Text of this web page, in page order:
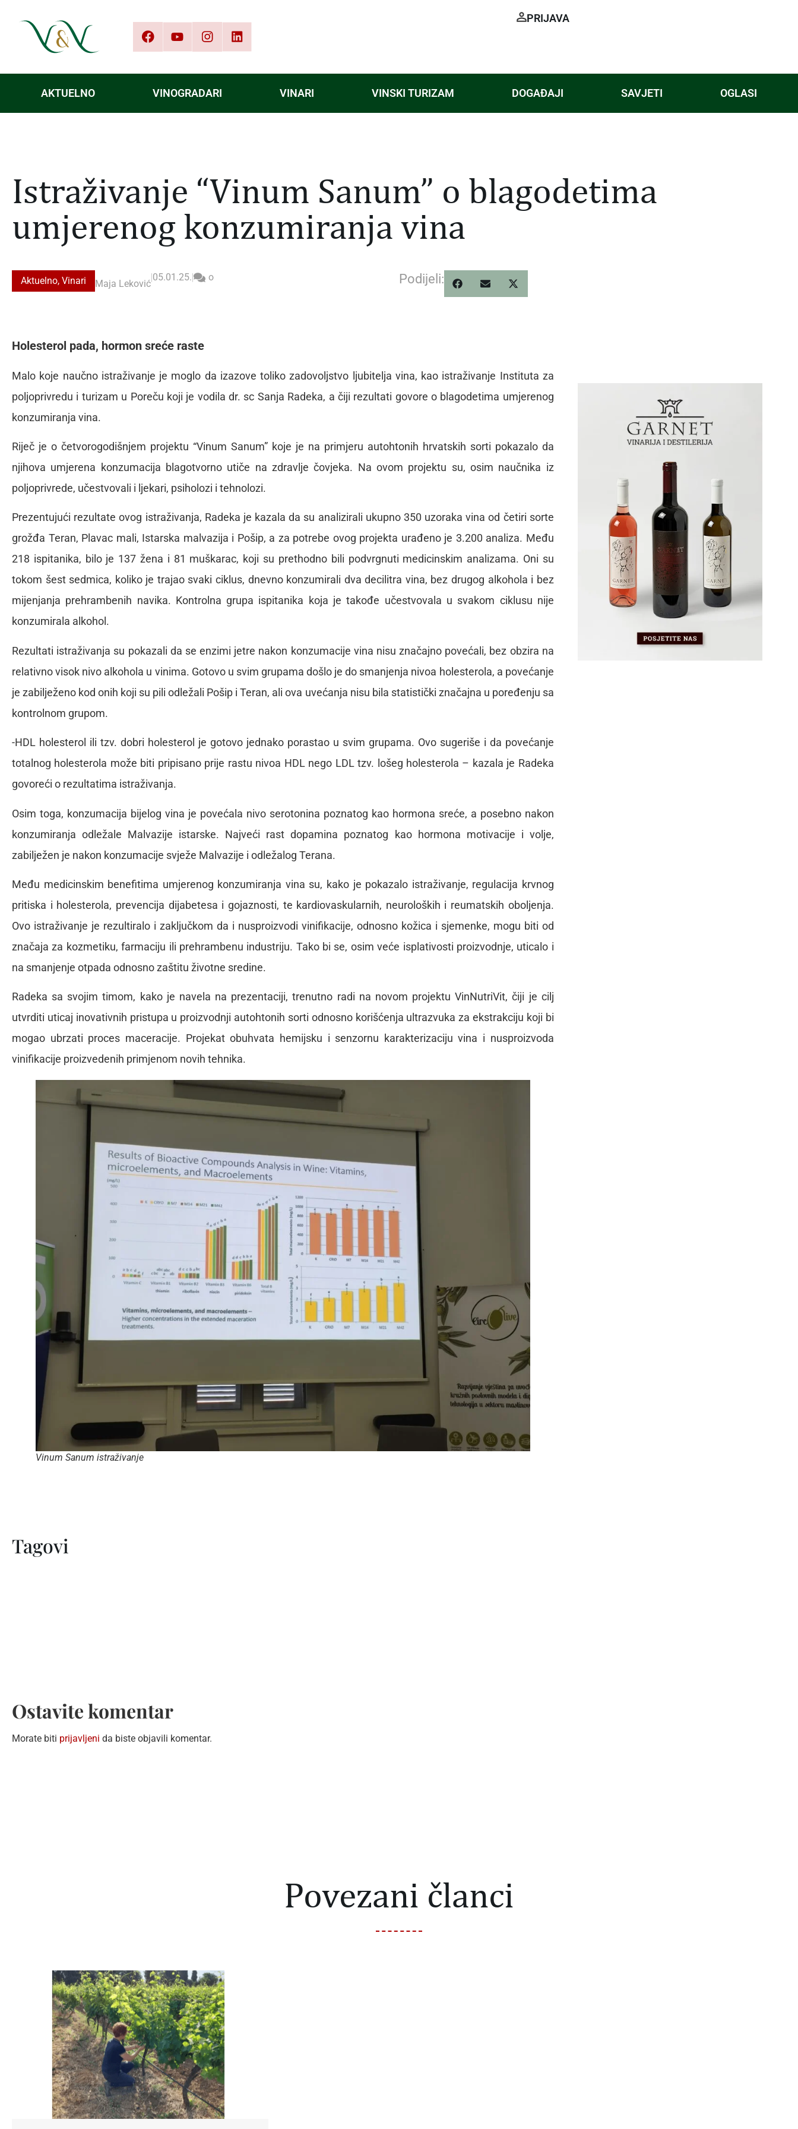
PRIJAVA
AKTUELNO VINOGRADARI VINARI VINSKI TURIZAM DOGAĐAJI SAVJETI OGLASI
Istraživanje “Vinum Sanum” o blagodetima
umjerenog konzumiranja vina
Aktuelno, Vinari Maja Leković
05.01.25. o Podijeli:
Holesterol pada, hormon sreće raste
Malo koje naučno istraživanje je moglo da izazove toliko zadovoljstvo ljubitelja vina, kao istraživanje Instituta za
poljoprivredu i turizam u Poreču koji je vodila dr. sc Sanja Radeka, a čiji rezultati govore o blagodetima umjerenog
konzumiranja vina.
Riječ je o četvorogodišnjem projektu “Vinum Sanum” koje je na primjeru autohtonih hrvatskih sorti pokazalo da
njihova umjerena konzumacija blagotvorno utiče na zdravlje čovjeka. Na ovom projektu su, osim naučnika iz
poljoprivrede, učestvovali i ljekari, psiholozi i tehnolozi.
Prezentujući rezultate ovog istraživanja, Radeka je kazala da su analizirali ukupno 350 uzoraka vina od četiri sorte
grožđa Teran, Plavac mali, Istarska malvazija i Pošip, a za potrebe ovog projekta urađeno je 3.200 analiza. Među
218 ispitanika, bilo je 137 žena i 81 muškarac, koji su prethodno bili podvrgnuti medicinskim analizama. Oni su
tokom šest sedmica, koliko je trajao svaki ciklus, dnevno konzumirali dva decilitra vina, bez drugog alkohola i bez
mijenjanja prehrambenih navika. Kontrolna grupa ispitanika koja je takođe učestvovala u svakom ciklusu nije
konzumirala alkohol.
Rezultati istraživanja su pokazali da se enzimi jetre nakon konzumacije vina nisu značajno povećali, bez obzira na
relativno visok nivo alkohola u vinima. Gotovo u svim grupama došlo je do smanjenja nivoa holesterola, a povećanje
je zabilježeno kod onih koji su pili odležali Pošip i Teran, ali ova uvećanja nisu bila statistički značajna u poređenju sa
kontrolnom grupom.
-HDL holesterol ili tzv. dobri holesterol je gotovo jednako porastao u svim grupama. Ovo sugeriše i da povećanje
totalnog holesterola može biti pripisano prije rastu nivoa HDL nego LDL tzv. lošeg holesterola – kazala je Radeka
govoreći o rezultatima istraživanja.
Osim toga, konzumacija bijelog vina je povećala nivo serotonina poznatog kao hormona sreće, a posebno nakon
konzumiranja odležale Malvazije istarske. Najveći rast dopamina poznatog kao hormona motivacije i volje,
zabilježen je nakon konzumacije svježe Malvazije i odležalog Terana.
Među medicinskim benefitima umjerenog konzumiranja vina su, kako je pokazalo istraživanje, regulacija krvnog
pritiska i holesterola, prevencija dijabetesa i gojaznosti, te kardiovaskularnih, neuroloških i reumatskih oboljenja.
Ovo istraživanje je rezultiralo i zaključkom da i nusproizvodi vinifikacije, odnosno kožica i sjemenke, mogu biti od
značaja za kozmetiku, farmaciju ili prehrambenu industriju. Tako bi se, osim veće isplativosti proizvodnje, uticalo i
na smanjenje otpada odnosno zaštitu životne sredine.
Radeka sa svojim timom, kako je navela na prezentaciji, trenutno radi na novom projektu VinNutriVit, čiji je cilj
utvrditi uticaj inovativnih pristupa u proizvodnji autohtonih sorti odnosno korišćenja ultrazvuka za ekstrakciju koji bi
mogao ubrzati proces maceracije. Projekat obuhvata hemijsku i senzornu karakterizaciju vina i nusproizvoda
vinifikacije proizvedenih primjenom novih tehnika.
Vinum Sanum istraživanje
Tagovi
Ostavite komentar
Morate biti prijavljeni da biste objavili komentar.
Povezani članci